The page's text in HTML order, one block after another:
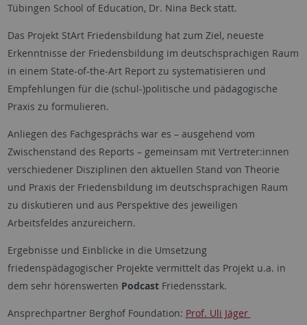
Tübingen School of Education, Dr. Nina Beck statt.
Das Projekt StArt Friedensbildung hat zum Ziel, neueste
Erkenntnisse der Friedensbildung im deutschsprachigen Raum
in einem State-of-the-Art Report zu systematisieren und
Empfehlungen für die (schul-)politische und pädagogische
Praxis zu formulieren.
Anliegen des Fachgesprächs war es – ausgehend vom
Zwischenstand des Reports – gemeinsam mit Vertreter:innen
verschiedener Disziplinen den aktuellen Stand von Theorie
und Praxis der Friedensbildung im deutschsprachigen Raum
zu diskutieren und aus Perspektive des jeweiligen
Arbeitsfeldes anzureichern.
Ergebnisse und Einblicke in die Umsetzung
friedenspädagogischer Projekte vermittelt das Projekt u.a. in
dem sehr hörenswerten PodcastFriedensstark.
Ansprechpartner Berghof Foundation: Prof. Uli Jäger